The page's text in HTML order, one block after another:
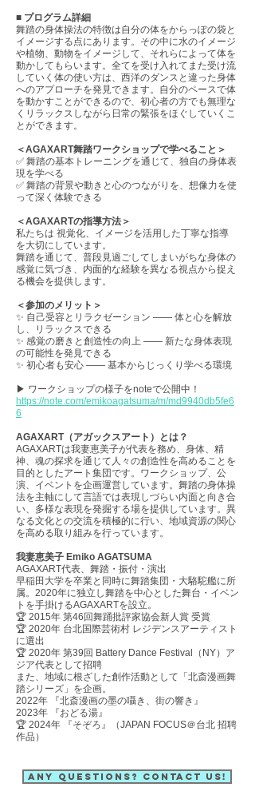
​■ プログラム詳細
舞踏の身体操法の特徴は自分の体をからっぽの袋と
イメージする点にあります。その中に水のイメージ
や植物、動物をイメージして、それらによって体を
動かしてもらいます。全てを受け入れてまた受け流
していく体の使い方は、西洋のダンスと違った身体
へのアプローチを発見できます。自分のペースで体
を動かすことができるので、初心者の方でも無理な
くリラックスしながら日常の緊張をほぐしていくこ
とができます。
＜AGAXART舞踏ワークショップで学べること＞
✅ 舞踏の基本トレーニングを通じて、独自の身体表
現を学べる
✅ 舞踏の背景や動きと心のつながりを、想像力を使
って深く体験できる
＜AGAXARTの指導方法＞
私たちは 視覚化、イメージを活用した丁寧な指導
を大切にしています。
舞踏を通じて、普段見過ごしてしまいがちな身体の
感覚に気づき、内面的な経験を異なる視点から捉え
る機会を提供します。
＜参加のメリット＞
✨ 自己受容とリラクゼーション —— 体と心を解放
し、リラックスできる
✨ 感覚の磨きと創造性の向上 —— 新たな身体表現
の可能性を発見できる
✨ 初心者も安心 —— 基本からじっくり学べる環境
▶ ワークショップの様子をnoteで公開中！
https://note.com/emikoagatsuma/m/md9940db5fe6
6
AGAXART（アガックスアート）とは？
AGAXARTは我妻恵美子が代表を務め、身体、精
神、魂の探求を通じて人々の創造性を高めることを
目的としたアート集団です。ワークショップ、公
演、イベントを企画運営しています。舞踏の身体操
法を主軸にして言語では表現しづらい内面と向き合
い、多様な表現を発掘する場を提供しています。異
なる文化との交流を積極的に行い、地域資源の関心
を高める取り組みを行っています。
我妻恵美子 Emiko AGATSUMA
AGAXART代表、舞踏・振付・演出
早稲田大学を卒業と同時に舞踏集団・大駱駝艦に所
属。2020年に独立し舞踏を中心とした舞台・イベン
トを手掛けるAGAXARTを設立。
🏆 2015年 第46回舞踊批評家協会新人賞 受賞
🏆 2020年 台北国際芸術村 レジデンスアーティスト
に選出
🏆 2020年 第39回 Battery Dance Festival（NY）ア
ジア代表として招聘
また、地域に根ざした創作活動として「北斎漫画舞
踏シリーズ」を企画。
2022年 『北斎漫画の墨の囁き、街の響き』
2023年 『おどる湯』
🏆 2024年 『そぞろ』（JAPAN FOCUS＠台北 招聘
作品）
Any questions? Contact us!